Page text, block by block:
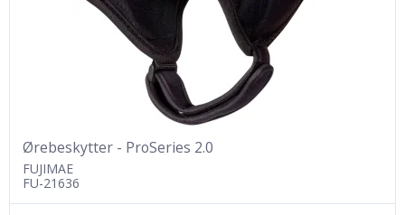
Ørebeskytter - ProSeries 2.0
FUJIMAE
FU-21636